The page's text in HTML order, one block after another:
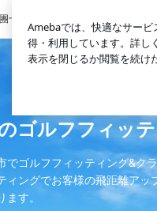
フィッティング&クラ
團十郎 旅の疲れに飲んだお茶
ゴルフフィッ
でゴルフフィッティング&ク
ィングでお客様の飛距離ア
す。